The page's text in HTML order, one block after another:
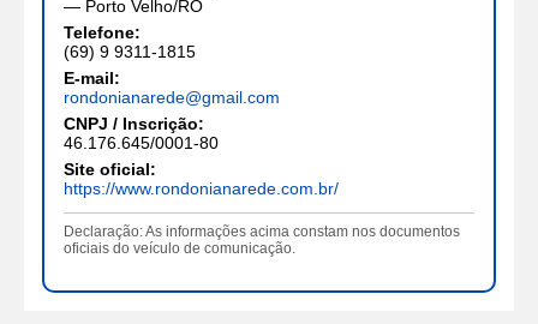
— Porto Velho/RO
Telefone:
(69) 9 9311-1815
E-mail:
rondonianarede@gmail.com
CNPJ / Inscrição:
46.176.645/0001-80
Site oficial:
https://www.rondonianarede.com.br/
Declaração: As informações acima constam nos documentos
oficiais do veículo de comunicação.